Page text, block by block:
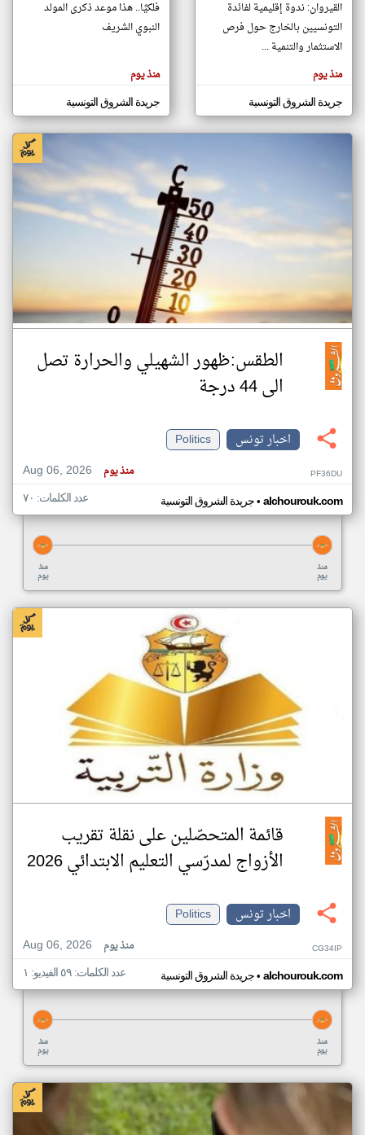
مصادر الأخبار من تونس
اخبار تونس على مدار الساعة
أهم اخبار تونس العاجلة والمباشرة
المقالات
هنا عن
وجهة
نظر
كاتبيها.
القيروان: ندوة إقليمية لفائدة
التونسيين بالخارج حول فرص
الاستثمار والتنمية ...
منذ يوم
جريدة الشروق التونسية
فلكيًا.. هذا موعد ذكرى المولد
النبوي الشريف
منذ يوم
جريدة الشروق التونسية
الطقس:ظهور الشهيلي والحرارة تصل
الى 44 درجة
اخبار تونس
Politics
Aug 06, 2026
منذ يوم PF36DU
جريدة الشروق التونسية• alchourouk.com عدد الكلمات: ٧٠
منذ
يوم
منذ
يوم
قائمة المتحصّلين على نقلة تقريب
الأزواج لمدرّسي التعليم الابتدائي 2026
اخبار تونس
Politics
Aug 06, 2026
منذ يوم CG34IP
جريدة الشروق التونسية• alchourouk.com عدد الكلمات: ٥٩ الفيديو: ١
منذ
يوم
منذ
يوم
klyoum.com